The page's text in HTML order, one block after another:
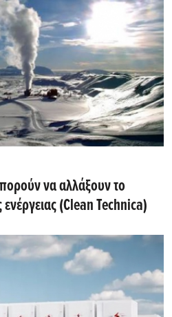
να αλλάξουν το
(Clean Technica)